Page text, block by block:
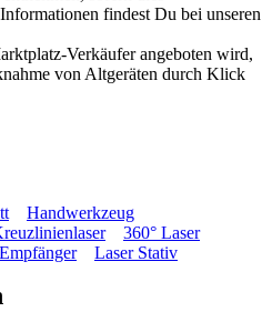
findest Du bei unseren
Verkäufer angeboten wird,
von Altgeräten durch Klick
Handwerkzeug
360° Laser
Laser Stativ